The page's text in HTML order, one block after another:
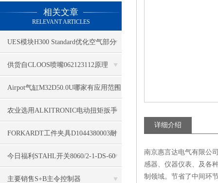
相关文章
RELEVANT ARTICLES
UES模块H300 Standard优化空气部分
供货自CLOOS喷嘴062123112原理
Airpot气缸M32D50.0U哪家有应用范围
农业选用ALKITRONIC电动扭矩扳手
EFCipEFCIP 60
FORKARDT工件夹具D1044380003耐
用之道
今日福利STAHL开关8060/2-1-DS-60
主要销售S+B主令控制器
详细介绍
南京惠言达电气有限公
感器、仪器仪表、及各
制领域。节省了中间环